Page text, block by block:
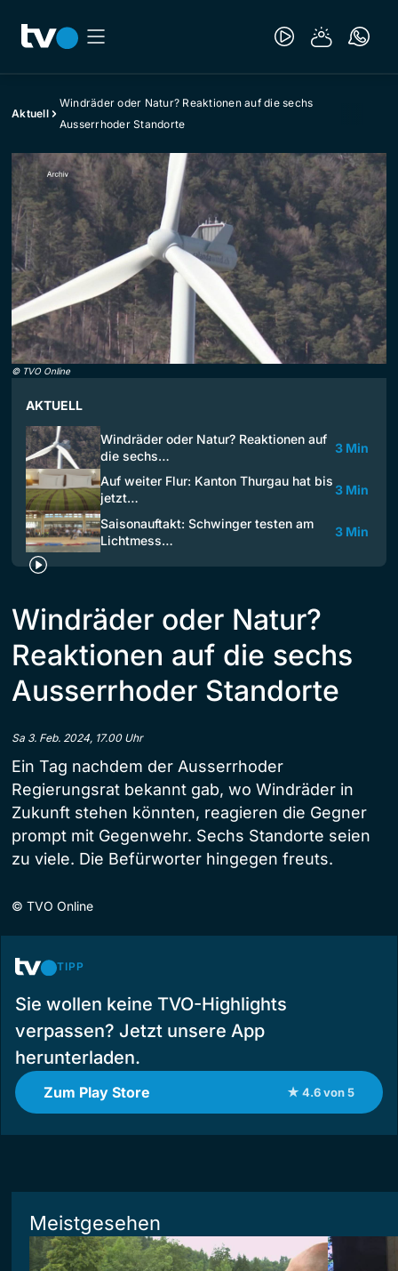
Aktuell
Windräder oder Natur? Reaktionen auf die sechs
Ausserrhoder Standorte
© TVO Online
AKTUELL
Windräder oder Natur? Reaktionen auf
die sechs…
3 Min
Auf weiter Flur: Kanton Thurgau hat bis
jetzt…
3 Min
Saisonauftakt: Schwinger testen am
Lichtmess…
3 Min
Windräder oder Natur?
Reaktionen auf die sechs
Ausserrhoder Standorte
Sa 3. Feb. 2024, 17.00 Uhr
Ein Tag nachdem der Ausserrhoder
Regierungsrat bekannt gab, wo Windräder in
Zukunft stehen könnten, reagieren die Gegner
prompt mit Gegenwehr. Sechs Standorte seien
zu viele. Die Befürworter hingegen freuts.
© TVO Online
TIPP
Sie wollen keine TVO-Highlights
verpassen? Jetzt unsere App
herunterladen.
Zum Play Store ★ 4.6 von 5
Meistgesehen